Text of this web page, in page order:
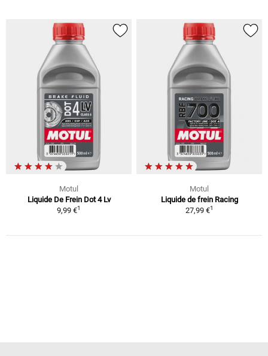
Motul
Liquide De Frein Dot 4 Lv
9,99 €1
Motul
Liquide de frein Racing
27,99 €1